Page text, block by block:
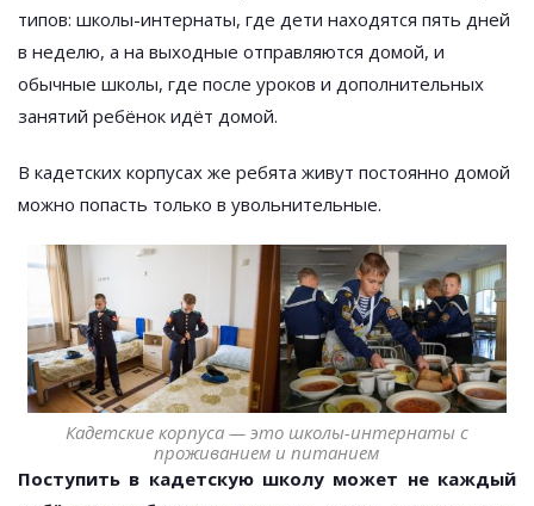
типов: школы-интернаты, где дети находятся пять дней
в неделю, а на выходные отправляются домой, и
обычные школы, где после уроков и дополнительных
занятий ребёнок идёт домой.
В кадетских корпусах же ребята живут постоянно домой
можно попасть только в увольнительные.
Кадетские корпуса — это школы-интернаты с
проживанием и питанием
Поступить в кадетскую школу может не каждый